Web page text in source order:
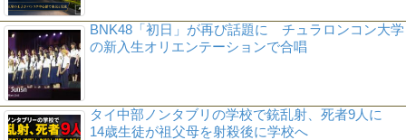
BNK48「初日」が再び話題に チュラロンコン大学
の新入生オリエンテーションで合唱
タイ中部ノンタブリの学校で銃乱射、死者9人に
14歳生徒が祖父母を射殺後に学校へ